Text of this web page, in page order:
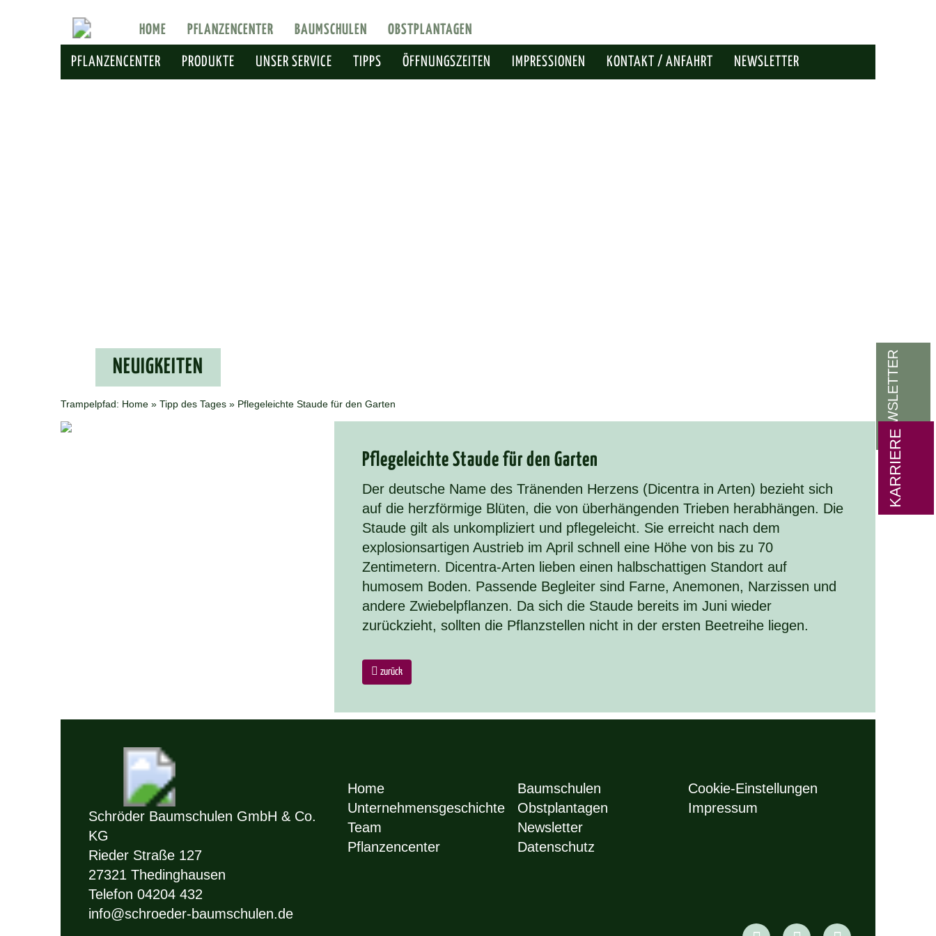
HOME PFLANZENCENTER BAUMSCHULEN OBSTPLANTAGEN
PFLANZENCENTER PRODUKTE UNSER SERVICE TIPPS ÖFFNUNGSZEITEN IMPRESSIONEN KONTAKT / ANFAHRT NEWSLETTER
NEU­IG­KEI­TEN
Trampelpfad: Home » Tipp des Tages » Pflegeleichte Staude für den Garten
Pfle­ge­leich­te Stau­de für den Gar­ten
Der deutsche Name des Tränenden Herzens (Dicentra in Arten) bezieht sich
auf die herzförmige Blüten, die von überhängenden Trieben herabhängen. Die
Staude gilt als unkompliziert und pflegeleicht. Sie erreicht nach dem
explosionsartigen Austrieb im April schnell eine Höhe von bis zu 70
Zentimetern. Dicentra-Arten lieben einen halbschattigen Standort auf
humosem Boden. Passende Begleiter sind Farne, Anemonen, Narzissen und
andere Zwiebelpflanzen. Da sich die Staude bereits im Juni wieder
zurückzieht, sollten die Pflanzstellen nicht in der ersten Beetreihe liegen.
zurück
Schröder Baumschulen GmbH & Co.
KG
Rieder Straße 127
27321 Thedinghausen
Telefon 04204 432
info@schroeder-baumschulen.de
Home
Unternehmensgeschichte
Team
Pflanzencenter
Baumschulen
Obstplantagen
Newsletter
Datenschutz
Cookie-Einstellungen
Impressum
NEWSLETTER
KARRIERE